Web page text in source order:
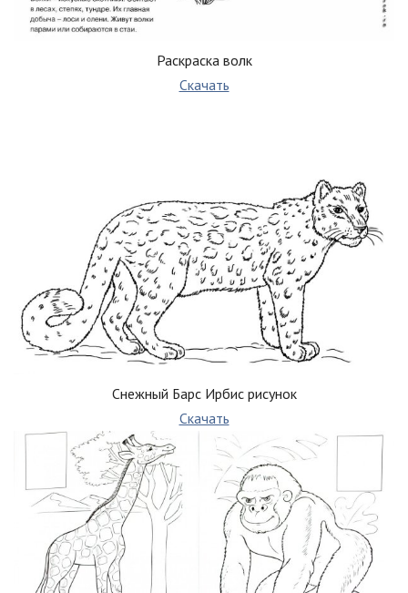
Раскраска волк
Скачать
Снежный Барс Ирбис рисунок
Скачать